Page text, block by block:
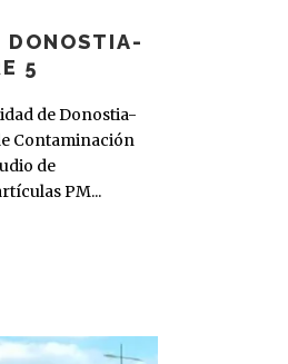
DONOSTIA-
5
de Donostia-
Contaminación
de
PM...